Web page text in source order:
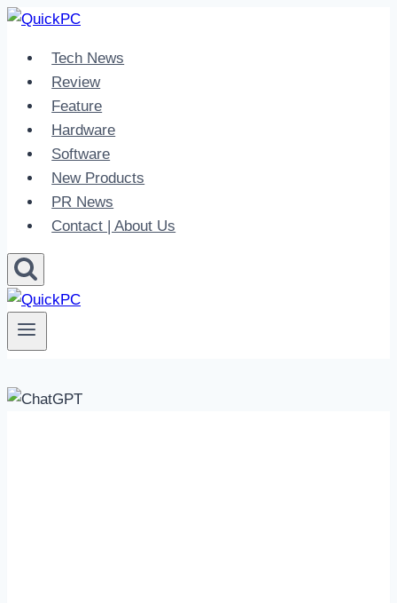
Skip
contentTech News
Review
Feature
Hardware
Software
New Products
PR News
Contact | About Us